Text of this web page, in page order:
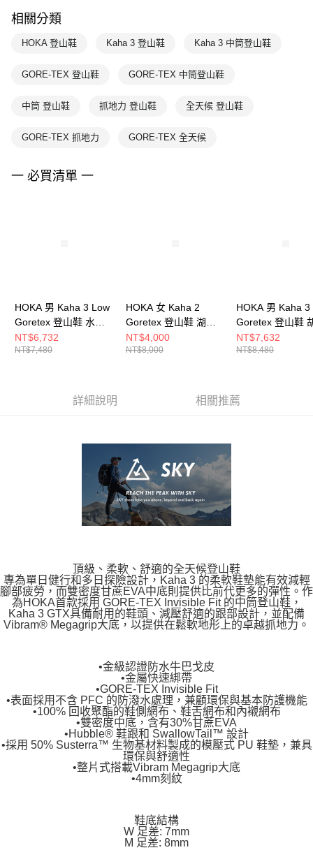
相關分類
HOKA 登山鞋 Kaha 3 登山鞋 Kaha 3 中筒登山鞋
GORE-TEX 登山鞋 GORE-TEX 中筒登山鞋
中筒 登山鞋 抓地力 登山鞋 全天候 登山鞋
GORE-TEX 抓地力 GORE-TEX 全天候
一 必買清單 一
HOKA 男 Kaha 3 Low
Goretex 登山鞋 水泥
灰/杏霧灰
NT$6,732
NT$7,480
HOKA 女 Kaha 2
Goretex 登山鞋 湖水
藍/迷霧灰
NT$4,000
NT$8,000
HOKA 男 Kaha 3
Goretex 登山鞋
棕/淺黃褐
NT$7,632
NT$8,480
詳細說明 相關推薦
頂級、柔軟、舒適的全天候登山鞋
專為單日健行和多日探險設計，Kaha 3 的柔軟鞋墊能有效減輕
腳部疲勞，而雙密度甘蔗EVA中底則提供比前代更多的彈性。作
為HOKA首款採用 GORE-TEX Invisible Fit 的中筒登山鞋，
Kaha 3 GTX具備耐用的鞋頭、減壓舒適的跟部設計，並配備
Vibram® Megagrip大底，以提供在鬆軟地形上的卓越抓地力。
•金級認證防水牛巴戈皮
•金屬快速綁帶
•GORE-TEX Invisible Fit
•表面採用不含 PFC 的防潑水處理，兼顧環保與基本防護機能
•100% 回收聚酯的鞋側網布、鞋舌網布和內襯網布
•雙密度中底，含有30%甘蔗EVA
•Hubble® 鞋跟和 SwallowTail™ 設計
•採用 50% Susterra™ 生物基材料製成的模壓式 PU 鞋墊，兼具
環保與舒適性
•整片式搭載Vibram Megagrip大底
•4mm刻紋
鞋底結構
W 足差: 7mm
M 足差: 8mm